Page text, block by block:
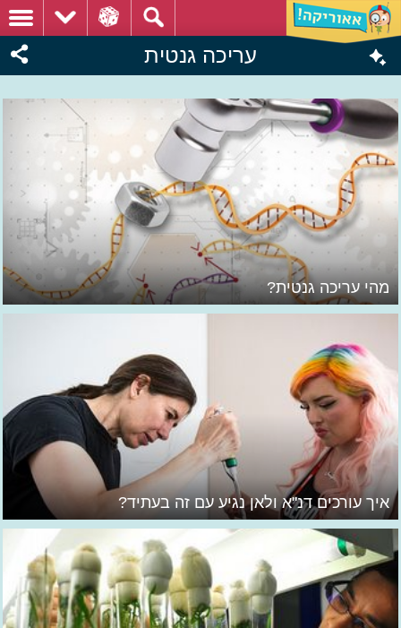
עריכה גנטית
מהי עריכה גנטית?
איך עורכים דנ"א ולאן נגיע עם זה בעתיד?